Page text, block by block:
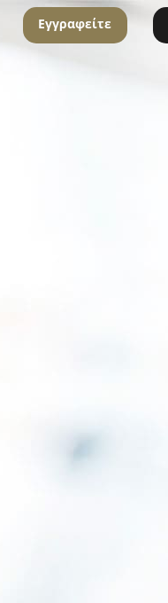
Εγγραφείτε